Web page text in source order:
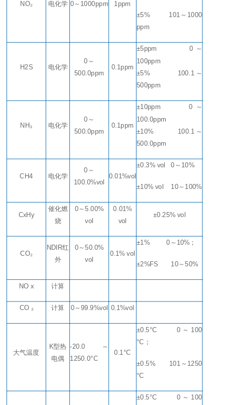
NO₂ 电化学 0 ～ 1000ppm 1ppm
±5% 101 ～ 1000
ppm
H2S 电化学
0 ～
500.0ppm
0.1ppm
±5ppm 0 ～
100ppm
±5% 100.1 ～
500ppm
NH₃ 电化学
0 ～
500.0ppm
0.1ppm
±10ppm 0 ～
100.0ppm
±10%
100.1 ～
500.0ppm
CH4 电化学
0 ～
100.0%vol
0.01%vol
±0.3% vol 0 ～ 10%
±10% vol 10 ～ 100%
CxHy
催化燃
烧
0 ～5.00%
vol
0.01%
vol
±0.25% vol
CO₂
NDIR红
外
0 ～50.0%
vol
0.1% vol
±1% 0 ～ 10% ；
±2%FS 10 ～50%
NO x 计算
CO ₂ 计算 0 ～99.9%vol 0.1%vol
大气温度
K型热
电偶
-20.0 ～
1250.0°C
0.1°C
±0.5°C 0 ～ 100
°C；
±0.5% 101 ～ 1250
°C
±0.5°C 0 ～ 100